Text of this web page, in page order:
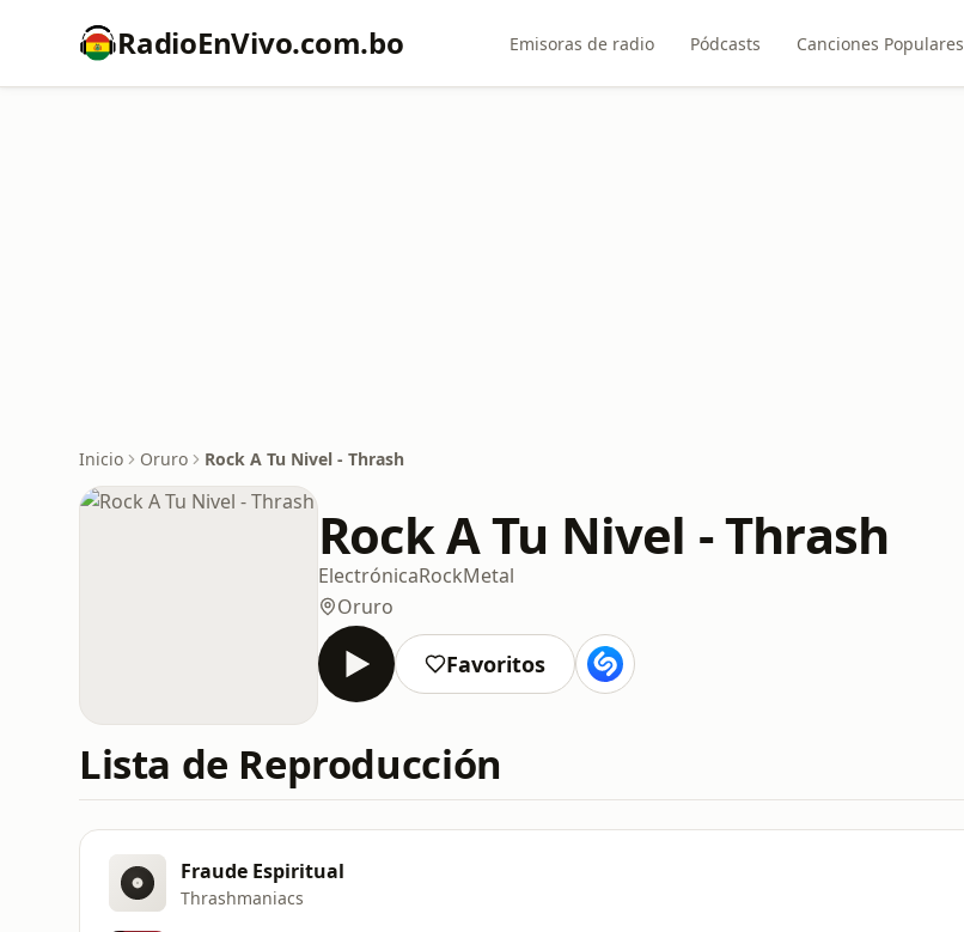
RadioEnVivo.com.bo Emisoras de radio Pódcasts Canciones Populares
Inicio Oruro Rock A Tu Nivel - Thrash
Rock A Tu Nivel - Thrash
ElectrónicaRockMetal
Oruro
Favoritos
Lista de Reproducción
Fraude Espiritual
Thrashmaniacs